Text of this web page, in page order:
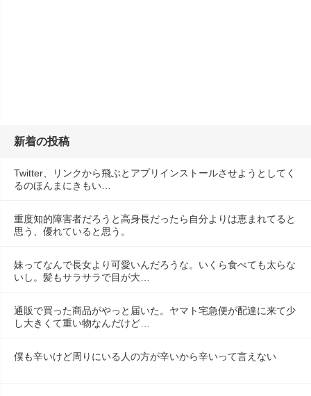
新着の投稿
Twitter、リンクから飛ぶとアプリインストールさせようとしてく
るのほんまにきもい…
重度知的障害者だろうと高身長だったら自分よりは恵まれてると
思う、優れていると思う。
妹ってなんで長女より可愛いんだろうな。いくら食べても太らな
いし。髪もサラサラで目が大…
通販で買った商品がやっと届いた。ヤマト宅急便が配達に来て少
し大きくて重い物なんだけど…
僕も辛いけど周りにいる人の方が辛いから辛いって言えない